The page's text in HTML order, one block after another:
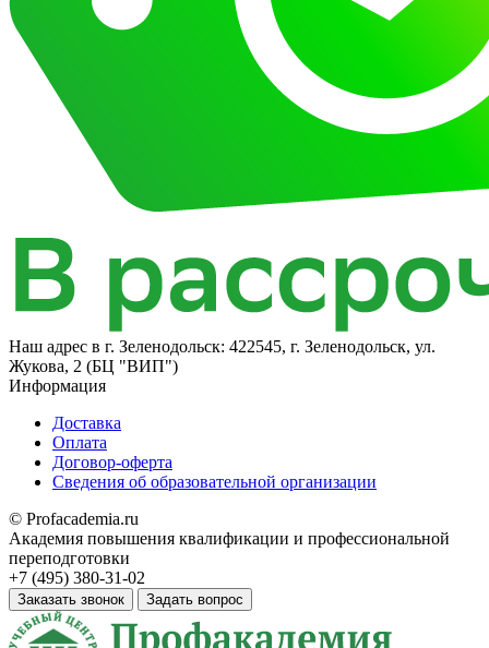
Наш адрес в г. Зеленодольск: 422545, г. Зеленодольск, ул.
Жукова, 2 (БЦ "ВИП")
Информация
Доставка
Оплата
Договор-оферта
Сведения об образовательной организации
© Profacademia.ru
Академия повышения квалификации и профессиональной
переподготовки
+7 (495) 380-31-02
Заказать звонок Задать вопрос